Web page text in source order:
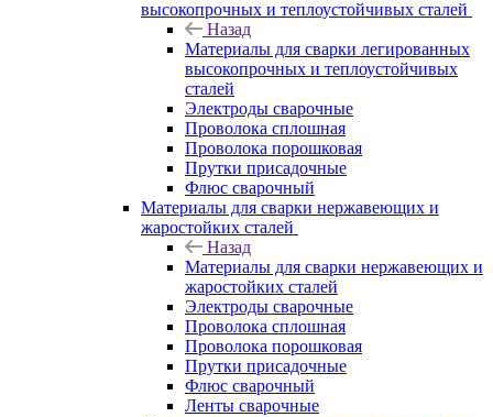
высокопрочных и теплоустойчивых сталей
Назад
Материалы для сварки легированных
высокопрочных и теплоустойчивых
сталей
Электроды сварочные
Проволока сплошная
Проволока порошковая
Прутки присадочные
Флюс сварочный
Материалы для сварки нержавеющих и
жаростойких сталей
Назад
Материалы для сварки нержавеющих и
жаростойких сталей
Электроды сварочные
Проволока сплошная
Проволока порошковая
Прутки присадочные
Флюс сварочный
Ленты сварочные